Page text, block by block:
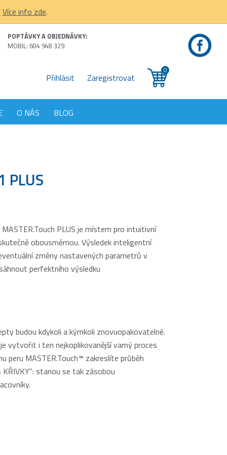
Více info zde.
POPTÁVKY A OBJEDNÁVKY:
MOBIL: 604 948 329
Přihlásit Zaregistrovat
0
O NÁS BLOG
PLUS
PLUS je místem pro intuitivní
obousměrnou. Výsledek inteligentní
změny nastavených parametrů v
perfektního výsledku
budou kdykoli a kýmkoli znovuopakovatelné.
vytvořit i ten nejkoplikovanější varný proces
peru MASTER.Touch™ zakreslíte průběh
stanou se tak zásobou